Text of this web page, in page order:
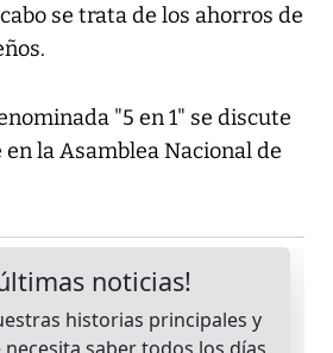
se trata de los ahorros de
"5 en 1" se discute
la Asamblea Nacional de